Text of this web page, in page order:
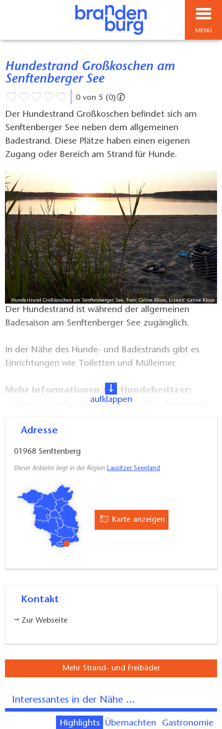
MENÜ
Hundestrand Großkoschen am
Senftenberger See
0 von 5 (0)
Der Hundestrand Großkoschen befindet sich am
Senftenberger See neben dem allgemeinen
Badestrand. Diese Plätze haben einen eigenen
Zugang oder Bereich am Strand für Hunde.
Hundestrand Großkoschen am Senftenberger See, Foto: Celine Klose, Lizenz: Celine Klose
Der Hundestrand ist während der allgemeinen
Badesaison am Senftenberger See zugänglich.
In der Nähe des Hunde- und Badestrands gibt es
Einrichtungen wie Toiletten und Mülleimer.
Mehr Informationen für Hundebesitzer:
Hundestrand nicht eingezäunt, aber abgegrenzt
vorhanden
es besteht Leinenpflicht auf Promenade und
kostenpflichtiger Parkplatz vorhanden
gastronomisches Angebot vorhanden
aufklappen
Adresse
01968 Senftenberg
Dieser Anbieter liegt in der Region Lausitzer Seenland
Karte anzeigen
Kontakt
Zur Webseite
Mehr Strand- und Freibäder
Interessantes in der Nähe ...
Highlights Übernachten Gastronomie